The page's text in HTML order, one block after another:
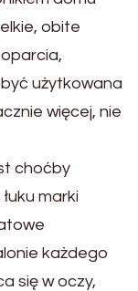
obite
użytkowana
więcej, nie
choćby
marki
każdego
się w oczy,